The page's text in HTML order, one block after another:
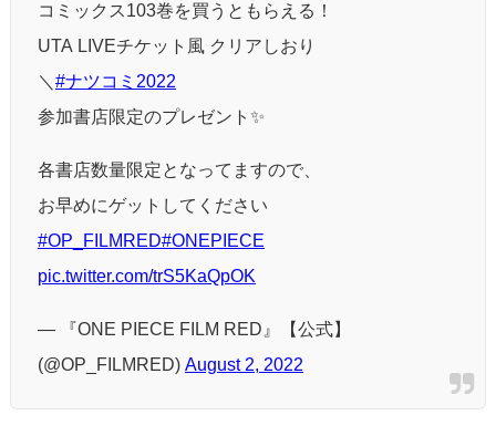
コミックス103巻を買うともらえる！
UTA LIVEチケット風 クリアしおり
＼ #ナツコミ2022
参加書店限定のプレゼント✨
各書店数量限定となってますので、
お早めにゲットしてください
#OP_FILMRED#ONEPIECE
pic.twitter.com/trS5KaQpOK
— 『ONE PIECE FILM RED』【公式】
(@OP_FILMRED) August 2, 2022